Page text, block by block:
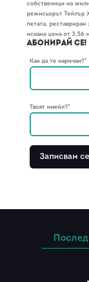
собственици на
режисьорът Тейлър
петата, реставриран
искана цена от 3,56
Абонирай се!
Как да те наричам?*
Твоят имейл?*